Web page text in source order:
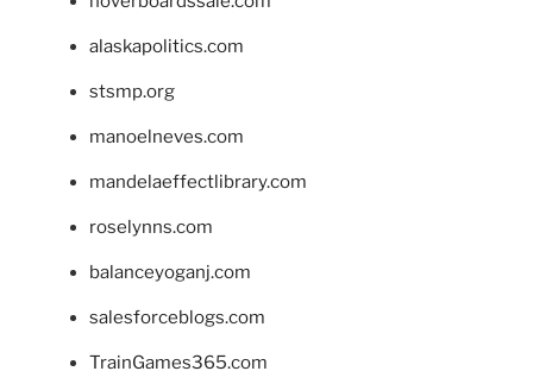
alaskapolitics.com
stsmp.org
manoelneves.com
mandelaeffectlibrary.com
roselynns.com
balanceyoganj.com
salesforceblogs.com
TrainGames365.com